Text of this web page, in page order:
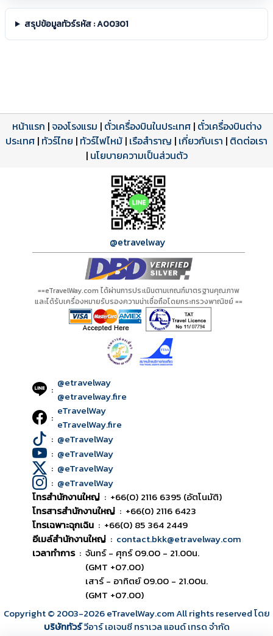
สรุปข้อมูลทัวร์รหัส : A00301
โปรแกรมทัวร์
ดาวน์โหลด PDF
รีวิวลูกค้าจริง
รีวิวจาก eTravelWay
เปิดหน้าเต็ม
ใบอนุญาตนำเที่ยว
เลขที่ 11/11450
เปิดหน้าเต็ม
หน้าแรก |จองโรงแรม | ตั๋วเครื่องบินในประเทศ| ตั๋วเครื่องบินต่าง
ประเทศ | ทัวร์ไทย | ทัวร์ไฟไหม้ | เรือสำราญ | เกี่ยวกับเรา | ติดต่อเรา
| นโยบายความเป็นส่วนตัว
@etravelway
==eTravelWay.com ได้ผ่านการประเมินตามเกณฑ์มาตรฐานคุณภาพ
และได้รับเครื่องหมายรับรองความน่าเชื่อถือโดยกระทรวงพาณิชย์ ==
: @etravelway
@etravelway.fire
: eTravelWay
eTravelWay.fire
: @eTravelWay
: @eTravelWay
: @eTravelWay
: @eTravelWay
โทรสำนักงานใหญ่ : +66(0) 2116 6395 (อัตโนมัติ)
โทรสารสำนักงานใหญ่ : +66(0) 2116 6423
โทรเฉพาะฉุกเฉิน : +66(0) 85 364 2449
อีเมล์สำนักงานใหญ่ : contact.bkk@etravelway.com
เวลาทำการ : จันทร์ - ศุกร์ 09.00 - 21.00น.
(GMT +07.00)
เสาร์ - อาทิตย์ 09.00 - 21.00น.
(GMT +07.00)
Copyright © 2003-2026eTravelWay.com All rights reserved โดย
บริษัททัวร์วีอาร์ เอเจนซี ทราเวล แอนด์ เทรด จำกัด